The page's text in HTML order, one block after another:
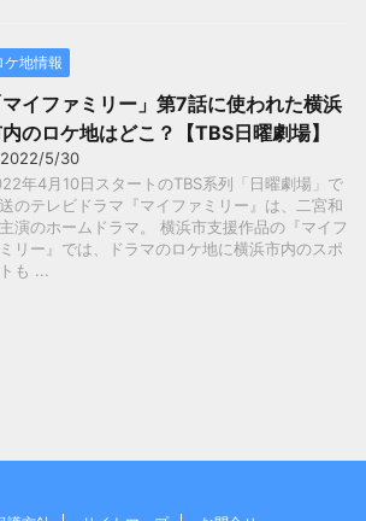
ケ地情報
マイファミリー」第7話に使われた横浜
のロケ地はどこ？【TBS日曜劇場】
2022/5/30
年4月10日スタートのTBS系列「日曜劇場」で
のテレビドラマ『マイファミリー』は、二宮和
演のホームドラマ。 横浜市支援作品の『マイフ
リー』では、ドラマのロケ地に横浜市内のスポ
も ...